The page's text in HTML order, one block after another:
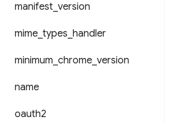
manifest version
mime types handler
minimum chrome version
name
oauth2